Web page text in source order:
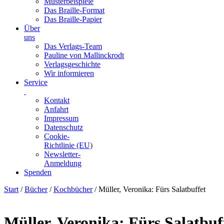
Das Braille-Format
Das Braille-Papier
Über
uns
Das Verlags-Team
Pauline von Mallinckrodt
Verlagsgeschichte
Wir informieren
Service
Kontakt
Anfahrt
Impressum
Datenschutz
Cookie-
Richtlinie (EU)
Newsletter-
Anmeldung
Spenden
Skip
Start /Bücher/Kochbücher/ Müller, Veronika: Fürs Salatbuffet